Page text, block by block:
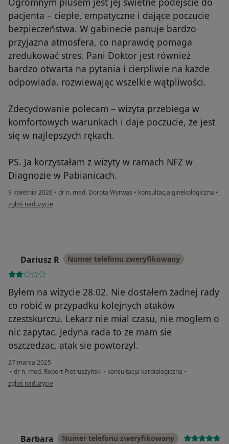
pacjenta – ciepłe, empatyczne i dające poczucie
bezpieczeństwa. W gabinecie panuje bardzo
przyjazna atmosfera, co naprawdę pomaga
zredukować stres. Pani Doktor jest również
bardzo otwarta na pytania i cierpliwie na każde
odpowiada, rozwiewając wszelkie wątpliwości.
Zdecydowanie polecam – wizyta przebiega w
komfortowych warunkach i daje poczucie, że jest
się w najlepszych rękach.
PS. Ja korzystałam z wizyty w ramach NFZ w
Diagnozie w Pabianicach.
9 kwietnia 2026 • dr n. med. Dorota Wyrwas • konsultacja ginekologiczna •
w opinii użytkownika Marta F.
zgłoś nadużycie
Dariusz R Numer telefonu zweryfikowany
Byłem na wizycie 28.02. Nie dostałem żadnej rady
co robić w przypadku kolejnych ataków
czestskurczu. Lekarz nie mial czasu, nie moglem o
nic zapytac. Jedyna rada to ze mam sie
oszczedzac, atak sie powtorzyl.
27 marca 2025
• dr n. med. Robert Pietruszyński • konsultacja kardiologiczna •
w opinii użytkownika Dariusz R
zgłoś nadużycie
Barbara Numer telefonu zweryfikowany